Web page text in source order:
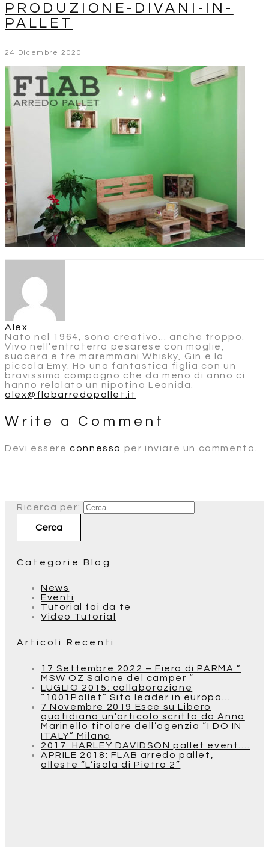
PRODUZIONE-DIVANI-IN-
PALLET
24 Dicembre 2020
Alex
Nato nel 1964, sono creativo... anche troppo.
Vivo nell'entroterra pesarese con moglie,
suocera e tre maremmani Whisky, Gin e la
piccola Emy. Ho una fantastica figlia con un
bravissimo compagno che da meno di anno ci
hanno relalato un nipotino Leonida.
alex@flabarredopallet.it
Write a Comment
Devi essereconnesso per inviare un commento.
Ricerca per:
Categorie Blog
News
Eventi
Tutorial fai da te
Video Tutorial
Articoli Recenti
17 Settembre 2022 – Fiera di PARMA ”
MSW OZ Salone del camper “
LUGLIO 2015: collaborazione
“1001Pallet” Sito leader in europa…
7 Novembre 2019 Esce su Libero
quotidiano un’articolo scritto da Anna
Marinello titolare dell’agenzia “I DO IN
ITALY” Milano
2017: HARLEY DAVIDSON pallet event….
APRILE 2018: FLAB arredo pallet,
alleste “L’isola di Pietro 2”